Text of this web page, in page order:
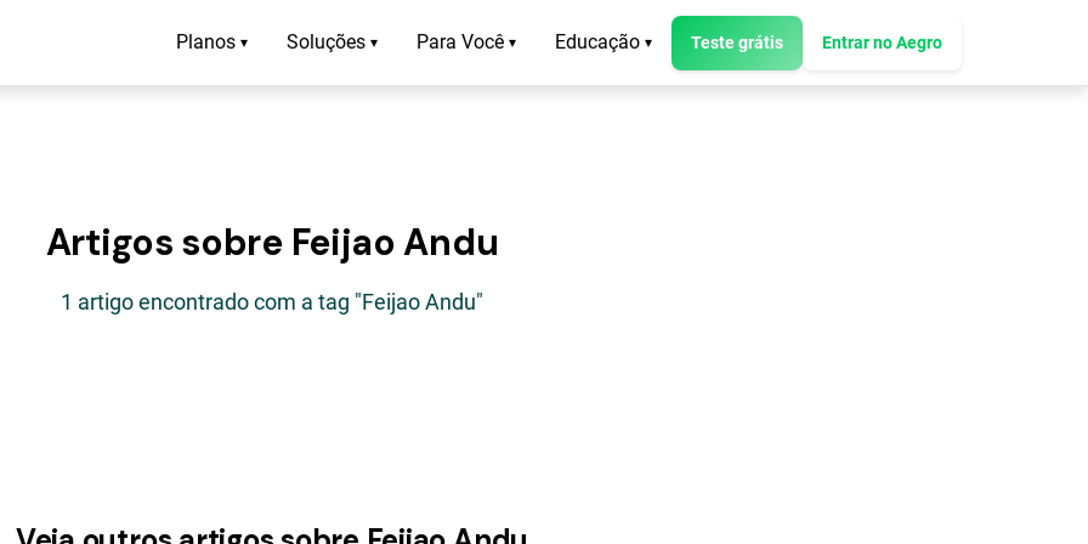
Planos ▾ Soluções ▾ Para Você ▾ Educação ▾ Teste grátis Entrar no Aegro
Artigos sobre Feijao Andu
1 artigo encontrado com a tag "Feijao Andu"